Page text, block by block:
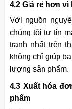
4.2 Giá rẻ hơn
Với nguồn
chúng tôi tự tin
tranh nhất trên
không chỉ giúp
lượng sản phẩm.
4.3 Xuất hóa
phẩm